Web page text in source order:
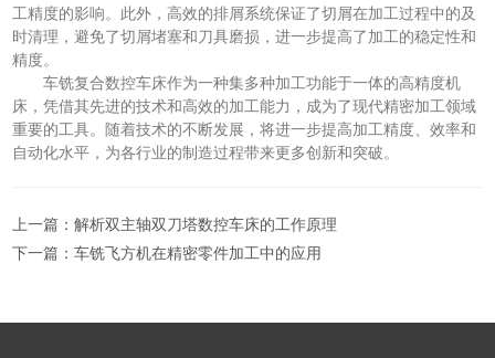
工精度的影响。此外，高效的排屑系统保证了切屑在加工过程中的及
时清理，避免了切屑堵塞和刀具磨损，进一步提高了加工的稳定性和
精度。
车铣复合数控车床作为一种集多种加工功能于一体的高精度机
床，凭借其先进的技术和高效的加工能力，成为了现代精密加工领域
重要的工具。随着技术的不断发展，将进一步提高加工精度、效率和
自动化水平，为各行业的制造过程带来更多创新和突破。
上一篇：解析双主轴双刀塔数控车床的工作原理
下一篇：车铣飞方机在精密零件加工中的应用